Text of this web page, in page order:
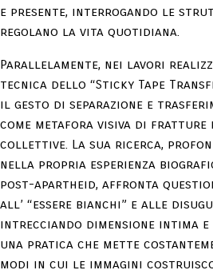
e presente, interrogando le
regolano la vita quotidiana.
Parallelamente, nei lavori
tecnica dello “Sticky Tape
il gesto di separazione e
come metafora visiva di fratture
collettive. La sua ricerca,
nella propria esperienza
post-apartheid, affronta
all’ “essere bianchi” e alle
intrecciando dimensione intima
una pratica che mette
modi in cui le immagini